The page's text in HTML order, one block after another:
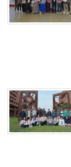
法規規
相關連
文件下
2026